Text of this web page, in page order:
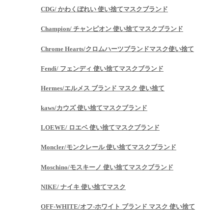
CDG/ かわくぼれい 使い捨てマスクブランド
Champion/ チャンピオン 使い捨てマスクブランド
Chrome Hearts/クロムハーツブランドマスク使い捨て
Fendi/ フェンディ 使い捨てマスクブランド
Hermes/エルメス ブランド マスク 使い捨て
kaws/カウズ 使い捨てマスクブランド
LOEWE/ ロエベ 使い捨てマスクブランド
Moncler/モンクレール 使い捨てマスクブランド
Moschino/モスキーノ 使い捨てマスクブランド
NIKE/ ナイキ 使い捨てマスク
OFF-WHITE/オフ-ホワイト ブランド マスク 使い捨て